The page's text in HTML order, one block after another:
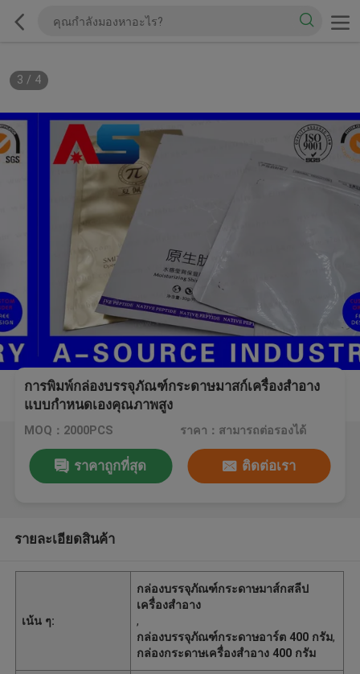
3 / 4
การพิมพ์กล่องบรรจุภัณฑ์กระดาษมาสก์เครื่องสำอาง
แบบกำหนดเองคุณภาพสูง
MOQ：2000PCS ราคา：สามารถต่อรองได้
ราคาถูกที่สุด ติดต่อเรา
รายละเอียดสินค้า
เน้น ๆ:
กล่องบรรจุภัณฑ์กระดาษมาส์กสลีป
เครื่องสำอาง
,
กล่องบรรจุภัณฑ์กระดาษอาร์ต 400 กรัม,
กล่องกระดาษเครื่องสำอาง 400 กรัม